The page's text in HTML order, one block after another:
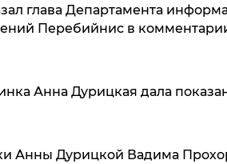
глава Департамента
Перебийнис в комментарии
Анна Дурицкая дала
Анны Дурицкой Вадима